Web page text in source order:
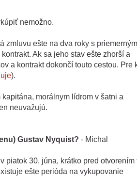
nemožno.
zmluvu ešte na dva roky s priemerným
Ak sa jeho stav ešte zhorší a
a kontrakt dokončí touto cestou. Pre
).
morálnym lídrom v šatni a
neuvažujú.
Gustav Nyquist? - Michal
piatok 30. júna, krátko pred otvorením
ešte perióda na vykupovanie